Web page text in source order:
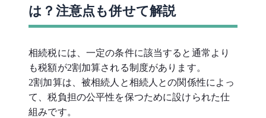
は？注意点も併せて解説
相続税には、一定の条件に該当すると通常より
も税額が2割加算される制度があります。
2割加算は、被相続人と相続人との関係性によっ
て、税負担の公平性を保つために設けられた仕
組みです。